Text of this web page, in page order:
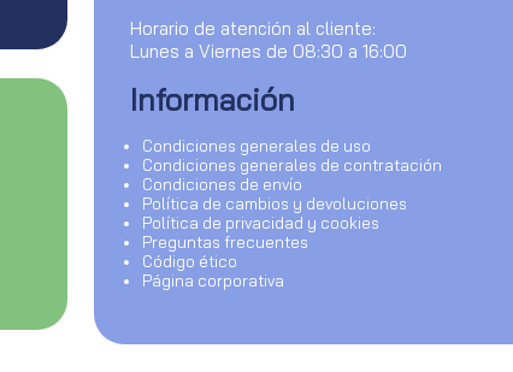
Horario de atención al cliente:
Lunes a Viernes de 08:30 a 16:00
Información
Condiciones generales de uso
Condiciones generales de contratación
Condiciones de envío
Política de cambios y devoluciones
Política de privacidad y cookies
Preguntas frecuentes
Código ético
Página corporativa